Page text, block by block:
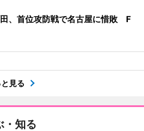
、首位攻防戦で名古屋に惜敗 F
見る
・知る